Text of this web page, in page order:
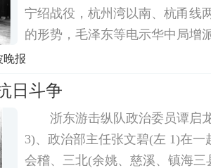
宁绍战役，杭州湾以南、杭甬线
的形势，毛泽东等电示华中局增
争，强调此区有大发展前途有单
晚报
日斗争
浙东游击纵队政治委员谭启
3)、政治部主任张文碧(左 1)在一
会稽、三北(余姚、慈溪、镇海